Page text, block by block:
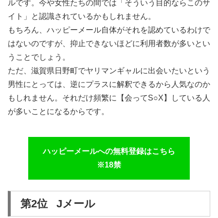
ルです。今や女性たちの間では「そういう目的ならこのサ
イト」と認識されているかもしれません。
もちろん、ハッピーメール自体がそれを認めているわけで
はないのですが、抑止できないほどに利用者数が多いとい
うことでしょう。
ただ、滋賀県日野町でヤリマンギャルに出会いたいという
男性にとっては、逆にプラスに解釈できるから人気なのか
もしれません。それだけ頻繁に【会ってS○X】している人
が多いことになるからです。
ハッピーメールへの無料登録はこちら
※18禁
第2位 Jメール